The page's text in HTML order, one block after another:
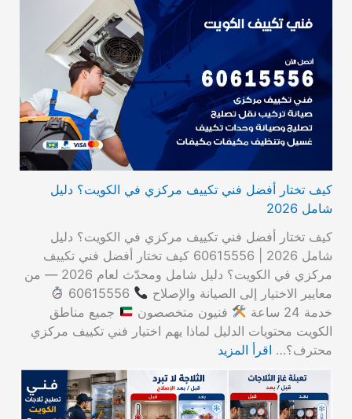
كيف تختار أفضل فني تكييف مركزي في الكويت؟ دليل
شامل 2026
كيف تختار أفضل فني تكييف مركزي في الكويت؟ دليل
شامل 2026 | 60615556 كيف تختار أفضل فني تكييف
مركزي في الكويت؟ دليل شامل ومحدّث لعام 2026 — من
معايير الاختيار إلى الصيانة والإصلاح
خدمة 24 ساعة
فنيون متخصصون
جميع مناطق
الكويت محتويات الدليل لماذا يهم اختيار فني تكييف مركزي
محترف؟… اقرأ المزيد